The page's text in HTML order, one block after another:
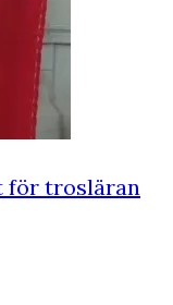
för trosläran